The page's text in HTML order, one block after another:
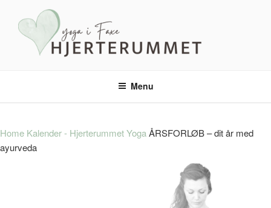
Menu
Home Kalender - Hjerterummet YogaÅRSFORLØB – dit år med
ayurveda